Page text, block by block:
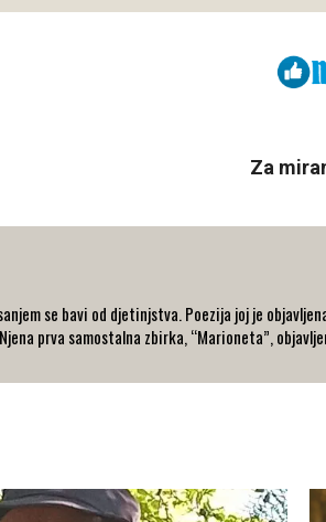
Za
se bavi od djetinjstva. Poezija joj je
prva samostalna zbirka, “Marioneta”,